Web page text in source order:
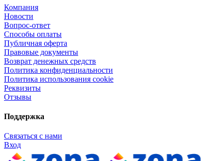
Компания
Новости
Вопрос-ответ
Способы оплаты
Публичная оферта
Правовые документы
Возврат денежных средств
Политика конфиденциальности
Политика использования cookie
Реквизиты
Отзывы
Поддержка
Связаться с нами
Вход